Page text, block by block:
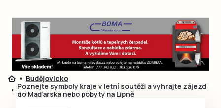
Budějovicko
Poznejte symboly kraje v letní soutěži a vyhrajte zájezd
do Maďarska nebo pobyty na Lipně